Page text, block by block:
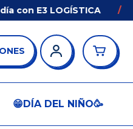
E3 LOGÍSTICA /
😁DÍA DEL NIÑO🥳